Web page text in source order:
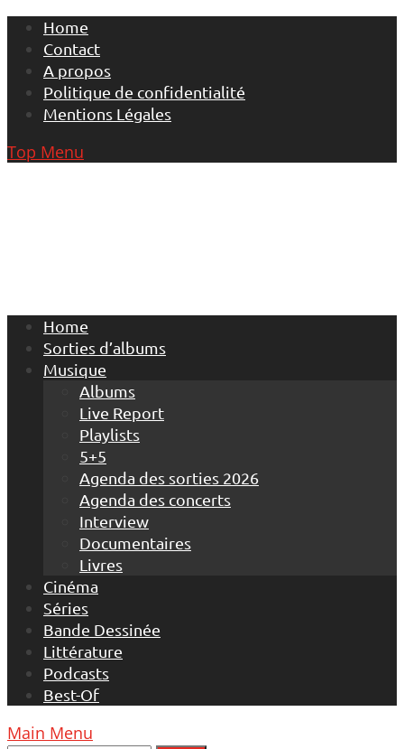
Skip
content
Home
Contact
A propos
Politique de confidentialité
Mentions Légales
Top Menu
Home
Sorties d’albums
Musique
Albums
Live Report
Playlists
5+5
Agenda des sorties 2026
Agenda des concerts
Interview
Documentaires
Livres
Cinéma
Séries
Bande Dessinée
Littérature
Podcasts
Best-Of
Main Menu